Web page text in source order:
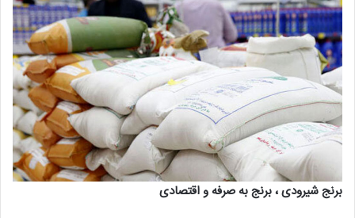
برنج شیرودی ، برنج به صرفه و اقتصادی